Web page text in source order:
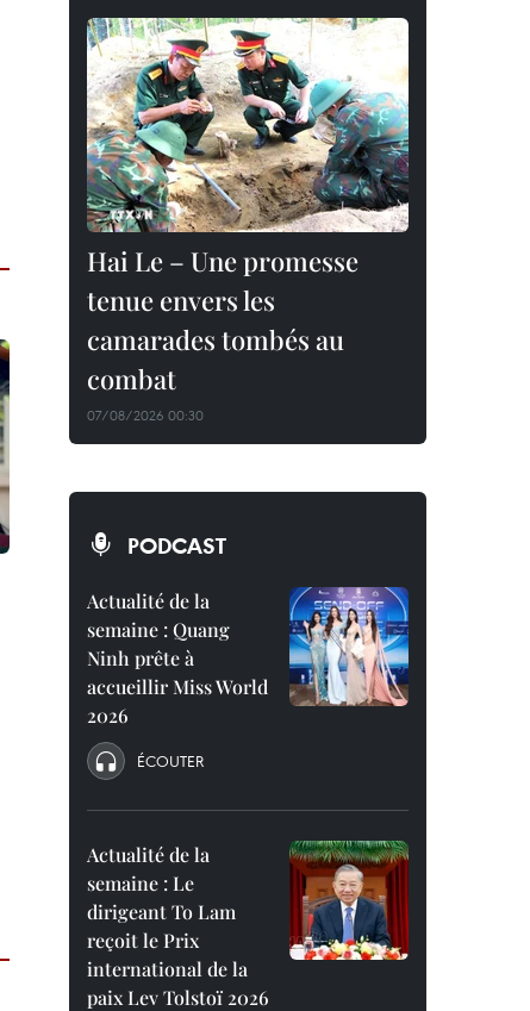
Hai Le – Une promesse
tenue envers les
camarades tombés au
combat
07/08/2026 00:30
PODCAST
Actualité de la
semaine : Quang
Ninh prête à
accueillir Miss World
2026
ÉCOUTER
Actualité de la
semaine : Le
dirigeant To Lam
reçoit le Prix
international de la
paix Lev Tolstoï 2026